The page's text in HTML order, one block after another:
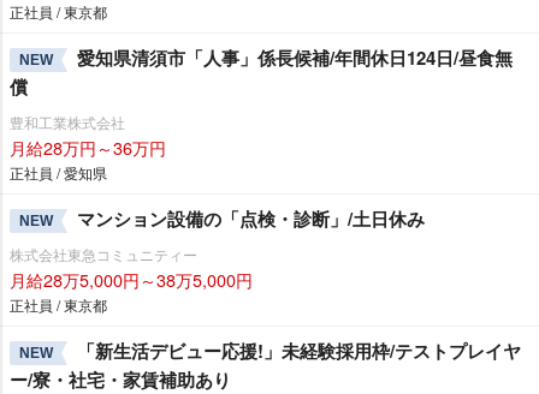
正社員 / 東京都
NEW
愛知県清須市「人事」係長候補/年間休日124日/昼食無
償
豊和工業株式会社
月給28万円～36万円
正社員 / 愛知県
NEW マンション設備の「点検・診断」/土日休み
株式会社東急コミュニティー
月給28万5,000円～38万5,000円
正社員 / 東京都
NEW
「新生活デビュー応援!」未経験採用枠/テストプレイヤ
ー/寮・社宅・家賃補助あり